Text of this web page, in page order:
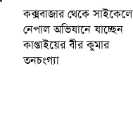
কক্সবাজার থেকে সাইকেলে
নেপাল অভিযানে যাচ্ছেন
কাপ্তাইয়ের বীর কুমার
তনচংগ্যা